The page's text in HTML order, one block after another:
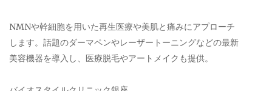
NMNや幹細胞を用いた再生医療や美肌と痛みにアプローチ
します。話題のダーマペンやレーザートーニングなどの最新
美容機器を導入し、医療脱毛やアートメイクも提供。